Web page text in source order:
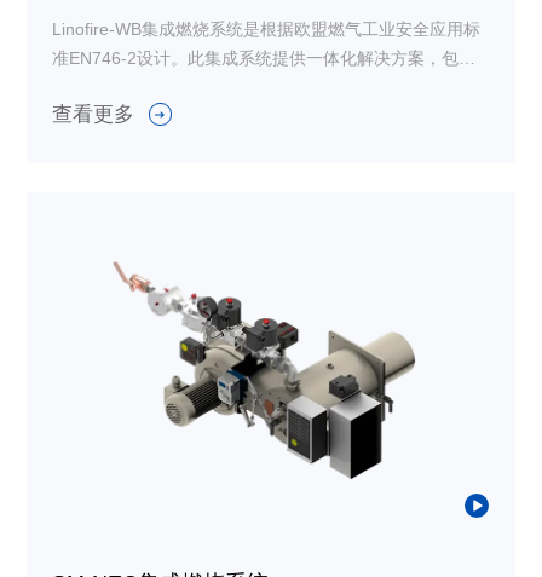
Linofire-WB集成燃烧系统是根据欧盟燃气工业安全应用标
准EN746-2设计。此集成系统提供一体化解决方案，包括
用于各种中低温加热应用，如热风烘箱、工业干燥炉和热
查看更多